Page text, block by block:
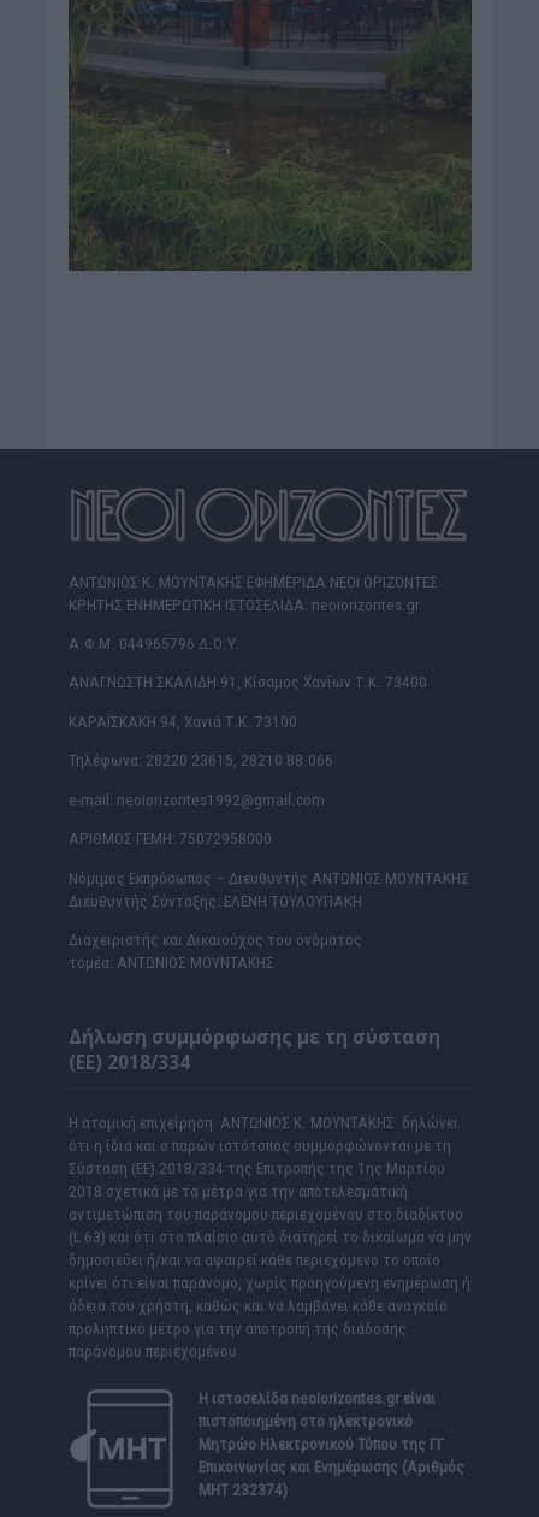
ΑΝΤΩΝΙΟΣ Κ. ΜΟΥΝΤΑΚΗΣ ΕΦΗΜΕΡΙΔΑ ΝΕΟΙ ΟΡΙΖΟΝΤΕΣ
ΚΡΗΤΗΣ ΕΝΗΜΕΡΩΤΙΚΗ ΙΣΤΟΣΕΛΙΔΑ: neoiorizontes.gr
Α.Φ.Μ. 044965796 Δ.Ο.Υ.
ΑΝΑΓΝΩΣΤΗ ΣΚΑΛΙΔΗ 91, Κίσαμος Χανίων Τ.Κ. 73400
ΚΑΡΑΪΣΚΑΚΗ 94, Χανιά Τ.Κ. 73100
Τηλέφωνα: 28220 23615, 28210 88.066
e-mail: neoiorizontes1992@gmail.com
ΑΡΙΘΜΟΣ ΓΕΜΗ: 75072958000
Νόμιμος Εκπρόσωπος – Διευθυντής ΑΝΤΩΝΙΟΣ ΜΟΥΝΤΑΚΗΣ
Διευθυντής Σύνταξης: ΕΛΕΝΗ ΤΟΥΛΟΥΠΑΚΗ
Διαχειριστής και Δικαιούχος του ονόματος
τομέα: ΑΝΤΩΝΙΟΣ ΜΟΥΝΤΑΚΗΣ
Δήλωση συμμόρφωσης με τη σύσταση
(ΕΕ) 2018/334
Η ατομική επιχείρηση ΑΝΤΩΝΙΟΣ Κ. ΜΟΥΝΤΑΚΗΣ δηλώνει
ότι η ίδια και ο παρών ιστότοπος συμμορφώνονται με τη
Σύσταση (ΕΕ) 2018/334 της Επιτροπής της 1ης Μαρτίου
2018 σχετικά με τα μέτρα για την αποτελεσματική
αντιμετώπιση του παράνομου περιεχομένου στο διαδίκτυο
(L 63) και ότι στο πλαίσιο αυτό διατηρεί το δικαίωμα να μην
δημοσιεύει ή/και να αφαιρεί κάθε περιεχόμενο το οποίο
κρίνει ότι είναι παράνομο, χωρίς προηγούμενη ενημέρωση ή
άδεια του χρήστη, καθώς και να λαμβάνει κάθε αναγκαίο
προληπτικό μέτρο για την αποτροπή της διάδοσης
παράνομου περιεχομένου.
Η ιστοσελίδα neoiorizontes.grείναι
πιστοποιημένη στο ηλεκτρονικό
Μητρώο Ηλεκτρονικού Τύπου της ΓΓ
Επικοινωνίας και Ενημέρωσης (Αριθμός
ΜΗΤ 232374)